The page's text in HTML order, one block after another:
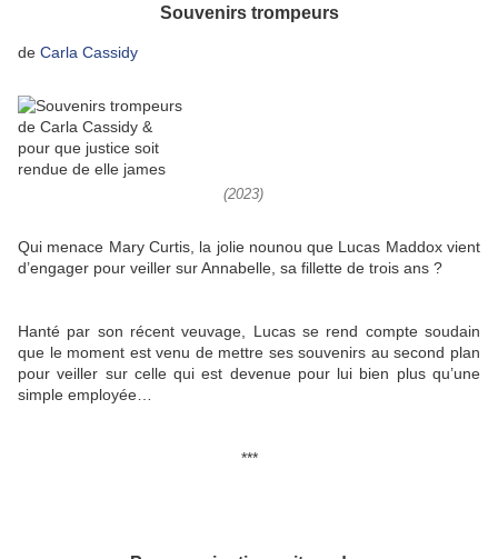
Souvenirs trompeurs
de Carla Cassidy
(2023)
Qui menace Mary Curtis, la jolie nounou que Lucas Maddox vient
d’engager pour veiller sur Annabelle, sa fillette de trois ans ?
Hanté par son récent veuvage, Lucas se rend compte soudain
que le moment est venu de mettre ses souvenirs au second plan
pour veiller sur celle qui est devenue pour lui bien plus qu’une
simple employée…
***